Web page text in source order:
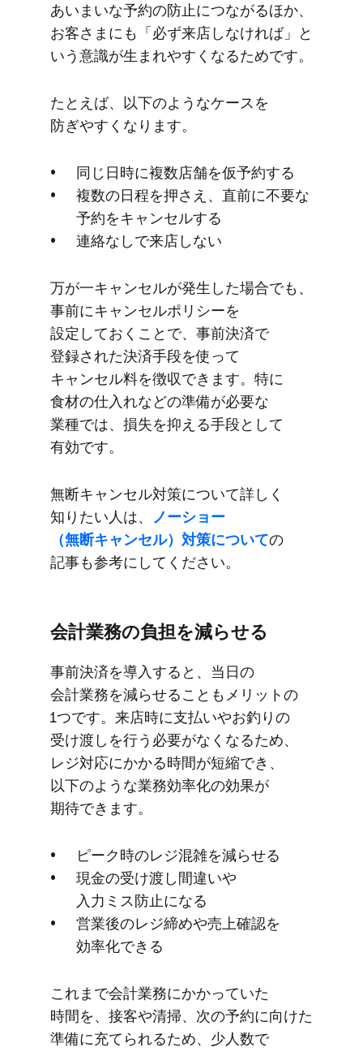
あいまいな​予約の​防止に​つながる​ほか、​
お客さまにも​「必ず​来店しなければ」と​
いう​意識が​生まれやすくなる​ためです。
た​とえば、​以下のような​ケースを​
防ぎやすくなります。
同じ​日時に​複数店舗を​仮予約する
複数の​日程を​押さえ、​直前に​不要な​
予約を​キャンセルする
連絡なしで​来店しない
万が​一キャンセルが​発生した​場合でも、​
事前に​キャンセルポリシーを​
設定しておく​ことで、​事前決済で​
登録された​決済手段を​使って​
キャンセル料を​徴収できます。​特に​
食材の​仕入れなどの​準備が​必要な​
業種では、​損失を​抑える​手段と​して​
有効です。
無断キャンセル対策に​ついて​詳しく​
知りたい​人は、 ​ノーショー​
（無断キャンセル）​対策に​ついての​
記事も​参考に​してください。
会計業務の​負担を​減らせる
事前決済を​導入すると、​当日の​
会計業務を​減らせる​ことも​メリットの​
1つです。​来店時に​支払いや​お釣りの​
受け渡しを​行う​必要が​なくなる​ため、​
レジ対応に​かかる​時間が​短縮でき、​
以下のような​業務効率化の​効果が​
期待できます。
ピーク時の​レジ混雑を​減らせる
現金の​受け渡し間​違いや​
入力ミス防止に​なる
営業後の​レジ​締めや売上確認を​
効率化できる
これまで​会計業務に​かかっていた​
時間を、​接客や​清掃、​次の​予約に​向けた​
準備に​充てられる​ため、​少人数で​